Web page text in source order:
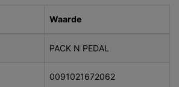
Waarde
PACK N PEDAL
0091021672062